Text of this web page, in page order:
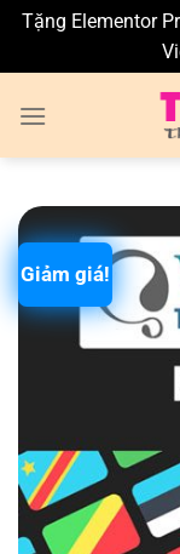
Tặng Elementor
Giảm giá!